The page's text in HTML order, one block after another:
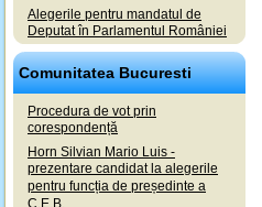
Alegerile pentru mandatul de
Deputat în Parlamentul României
Comunitatea Bucuresti
Procedura de vot prin
corespondență
Horn Silvian Mario Luis -
prezentare candidat la alegerile
pentru funcția de președinte a